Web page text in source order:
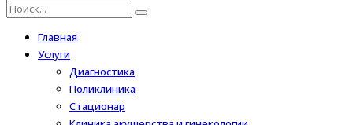
Главная
Услуги
Диагностика
Поликлиника
Стационар